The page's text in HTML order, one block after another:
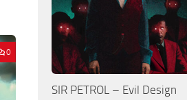
0
SIR PETROL – Evil Design